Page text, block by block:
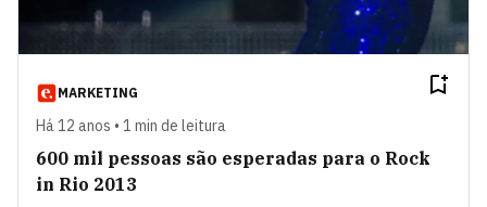
MARKETING
Há 12 anos • 1 min de leitura
600 mil pessoas são esperadas para o Rock
in Rio 2013